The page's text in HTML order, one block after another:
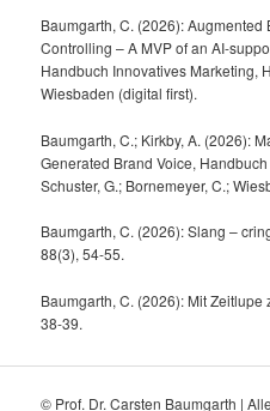
Baumgarth, C. (2026):
Controlling – A MVP of an AI-
Handbuch Innovatives Marketing,
Wiesbaden (digital first).
Baumgarth, C.; Kirkby, A. (2026):
Generated Brand Voice,
Schuster, G.; Bornemeyer, C.;
Baumgarth, C. (2026): Slang –
88(3), 54-55.
Baumgarth, C. (2026): Mit
38-39.
© Prof. Dr. Carsten Baumgarth |